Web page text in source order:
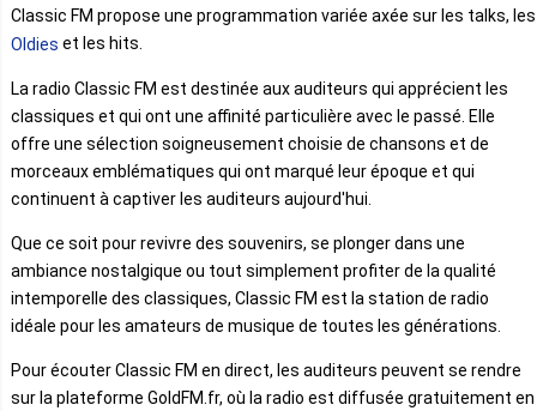
Classic FM propose une programmation variée axée sur les talks, les
Oldies et les hits.
La radio Classic FM est destinée aux auditeurs qui apprécient les
classiques et qui ont une affinité particulière avec le passé. Elle
offre une sélection soigneusement choisie de chansons et de
morceaux emblématiques qui ont marqué leur époque et qui
continuent à captiver les auditeurs aujourd'hui.
Que ce soit pour revivre des souvenirs, se plonger dans une
ambiance nostalgique ou tout simplement profiter de la qualité
intemporelle des classiques, Classic FM est la station de radio
idéale pour les amateurs de musique de toutes les générations.
Pour écouter Classic FM en direct, les auditeurs peuvent se rendre
sur la plateforme GoldFM.fr, où la radio est diffusée gratuitement en